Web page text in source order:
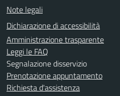
Note legali
Dichiarazione di accessibilità
Amministrazione trasparente
Leggi le FAQ
Segnalazione disservizio
Prenotazione appuntamento
Richiesta d'assistenza